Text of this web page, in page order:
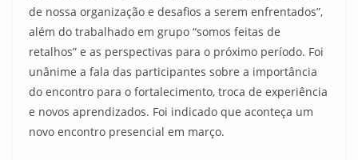
de nossa organização e desafios a serem enfrentados”,
além do trabalhado em grupo “somos feitas de
retalhos” e as perspectivas para o próximo período. Foi
unânime a fala das participantes sobre a importância
do encontro para o fortalecimento, troca de experiência
e novos aprendizados. Foi indicado que aconteça um
novo encontro presencial em março.